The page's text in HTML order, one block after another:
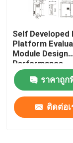
Self Developed
Platform
Module Design
Performance
ราคาถูก
ติดต่อเ